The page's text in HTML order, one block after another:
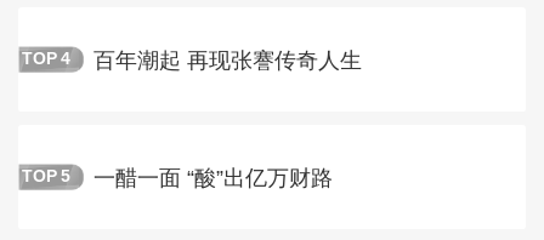
TOP 4 百年潮起 再现张謇传奇人生
TOP 5 一醋一面 “酸”出亿万财路